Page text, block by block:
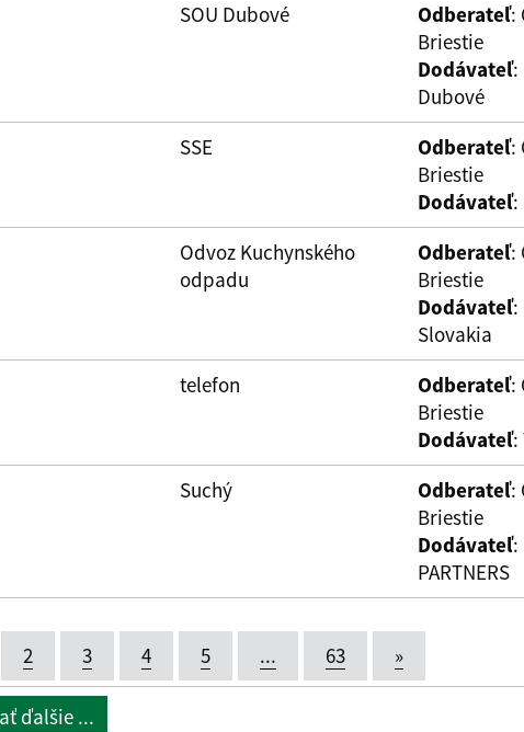
SOU Dubové Odberateľ:
Briestie
Dodávateľ:
Dubové
SSE Odberateľ:
Briestie
Dodávateľ:
Odvoz Kuchynského
odpadu
Odberateľ:
Briestie
Dodávateľ:
Slovakia
telefon Odberateľ:
Briestie
Dodávateľ:
Suchý Odberateľ:
Briestie
Dodávateľ:
PARTNERS
2 3 4 5 ... 63 »
ďalšie ...